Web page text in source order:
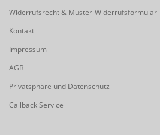
Widerrufsrecht & Muster-Widerrufsformular
Kontakt
Impressum
AGB
Privatsphäre und Datenschutz
Callback Service